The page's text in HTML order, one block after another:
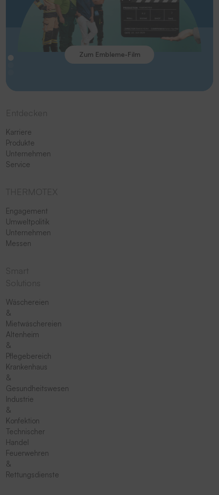
Zum Embleme-Film
Karriere
Produkte
Unternehmen
Service
Engagement
Umweltpolitik
Unternehmen
Messen
Wäschereien
&
Mietwäschereien
Altenheim
&
Pflegebereich
Krankenhaus
&
Gesundheitswesen
Industrie
&
Konfektion
Technischer
Handel
Feuerwehren
&
Rettungsdienste